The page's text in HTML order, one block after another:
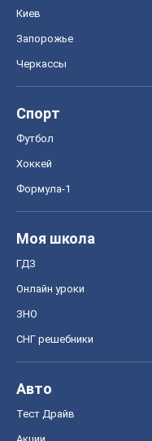
Киев
Запорожье
Черкассы
Спорт
Футбол
Хоккей
Формула-1
Моя школа
ГДЗ
Онлайн уроки
ЗНО
СНГ решебники
Авто
Тест Драйв